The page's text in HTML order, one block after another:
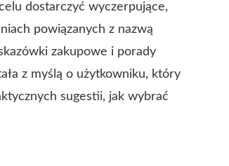
dostarczyć wyczerpujące,
powiązanych z nazwą
zakupowe i porady
z myślą o użytkowniku, który
sugestii, jak wybrać